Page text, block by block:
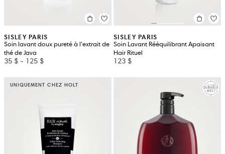
SISLEY PARIS
Soin lavant doux pureté à l’extrait de
thé de Java
35 $ - 125 $
SISLEY PARIS
Soin Lavant Rééquilibrant Apaisant
Hair Rituel
123 $
UNIQUEMENT CHEZ HOLT